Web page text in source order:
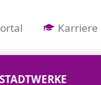
Karriere